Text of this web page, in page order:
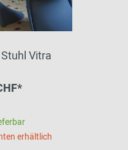
Vitra
erhältlich